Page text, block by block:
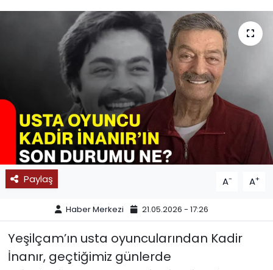
Paylaş A- A+
Haber Merkezi 21.05.2026 - 17:26
Yeşilçam’ın usta oyuncularından Kadir
İnanır, geçtiğimiz günlerde
SAĞLIK
SPOR
11:11 MANŞET